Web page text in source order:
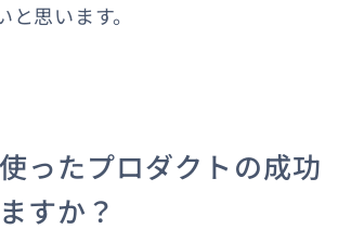
と思います。
ったプロダクトの成功
すか？